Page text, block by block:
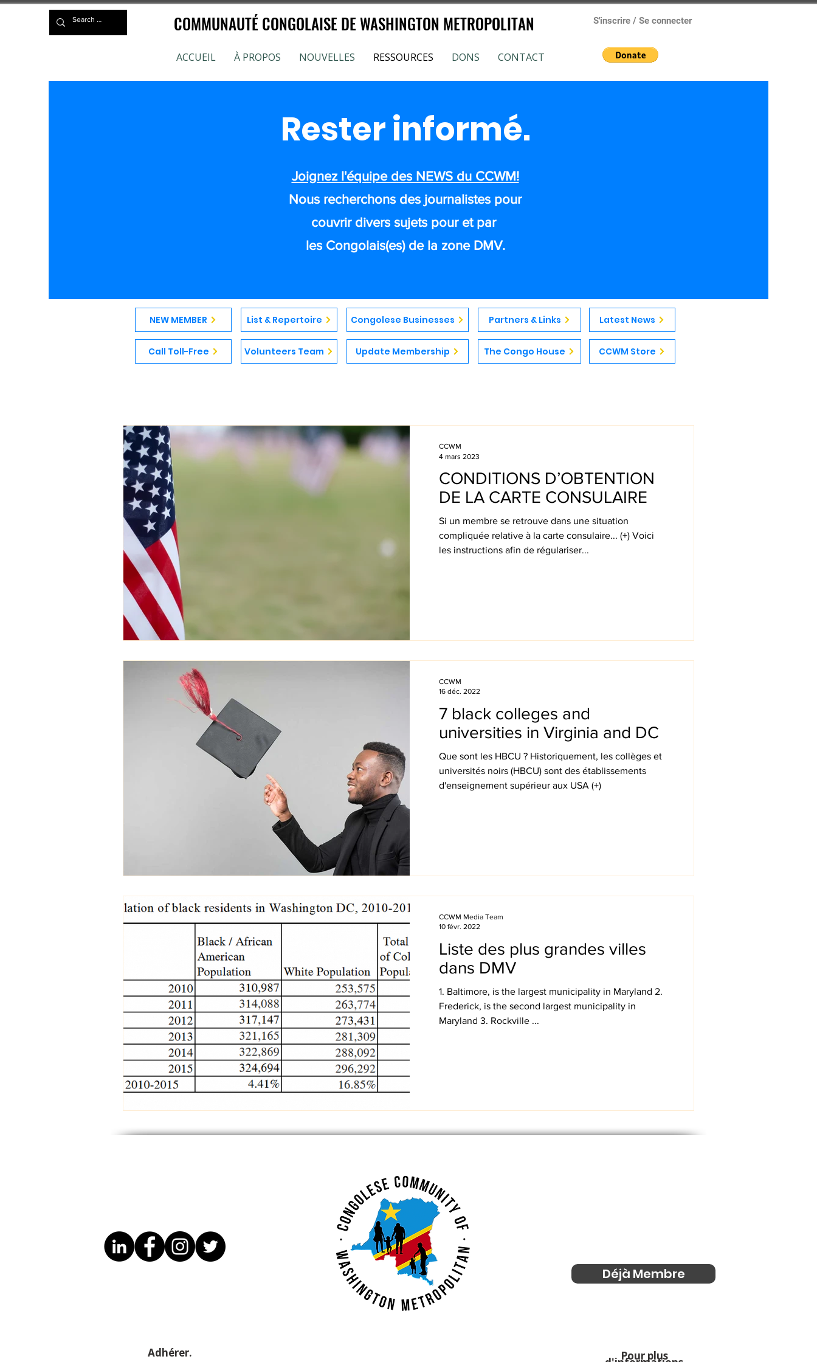
S'inscrire / Se connecter
COMMUNAUTÉ CONGOLAISE DE WASHINGTON METROPOLITAN
ACCUEIL À PROPOS NOUVELLES RESSOURCES DONS CONTACT
Rester informé.
Joignez l'équipe des NEWS du CCWM!
Nous recherchons des journalistes pour
couvrir divers sujets pour et par
les Congolais(es) de la zone DMV.
NEW MEMBER List & Repertoire Congolese Businesses Partners & Links Latest News
Call Toll-Free Volunteers Team Update Membership The Congo House CCWM Store
CONDITIONS D’OBTENTION
DE LA CARTE CONSULAIRE
Si un membre se retrouve dans une situation
compliquée relative à la carte consulaire... (+) Voici
les instructions afin de régulariser...
CCWM
4 mars 2023
7 black colleges and
universities in Virginia and DC
Que sont les HBCU ? Historiquement, les collèges et
universités noirs (HBCU) sont des établissements
d'enseignement supérieur aux USA (+)
CCWM
16 déc. 2022
Liste des plus grandes villes
dans DMV
1. Baltimore, is the largest municipality in Maryland 2.
Frederick, is the second largest municipality in
Maryland 3. Rockville ...
CCWM Media Team
10 févr. 2022
Adhérer.
Déjà Membre
Pour plus